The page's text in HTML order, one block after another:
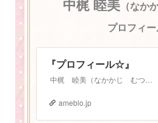
中梶 睦美 （なか
プロフィ
『プロフィール☆』
ameblo.jp